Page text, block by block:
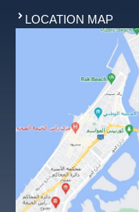
LOCATION MAP